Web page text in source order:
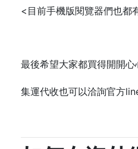
<目前手機版閱覽器們也都
最後希望大家都買得開開
集運代收也可以洽詢官方